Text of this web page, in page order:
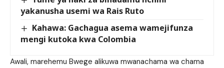
yakanusha usemi wa Rais Ruto
Kahawa: Gachagua asema wamejifunza
mengi kutoka kwa Colombia
Awali, marehemu Bwege alikuwa mwanachama wa chama